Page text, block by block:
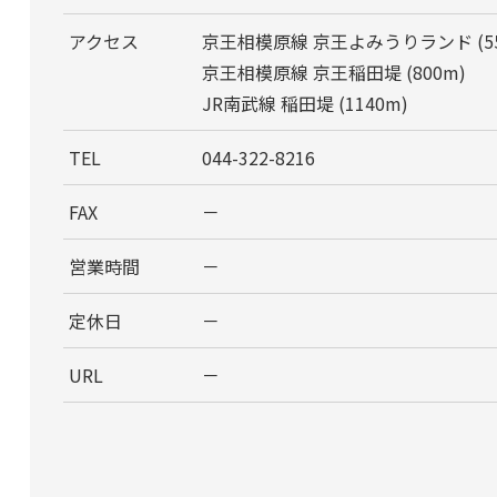
アクセス
京王相模原線 京王よみうりランド
京王相模原線 京王稲田堤 (800m)
JR南武線 稲田堤 (1140m)
TEL 044-322-8216
FAX －
営業時間 －
定休日 －
URL －